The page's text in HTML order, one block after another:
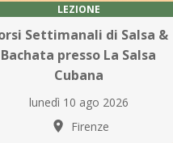
LEZIONE
Settimanali di Salsa &
Bachata presso La Salsa
Cubana
lunedì 10 ago 2026
Firenze